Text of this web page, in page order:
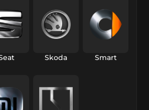
Skoda Smart